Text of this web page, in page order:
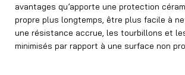
avantages qu’apporte une protection
propre plus longtemps, être plus facile à
une résistance accrue, les tourbillons et
minimisés par rapport à une surface non